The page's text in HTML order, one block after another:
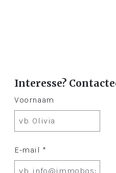
Interesse?
Voornaam
E-mail *